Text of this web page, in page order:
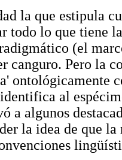
la que estipula
todo lo que tiene
(el
canguro. Pero la
ontológicamente
al
a algunos
la idea de que